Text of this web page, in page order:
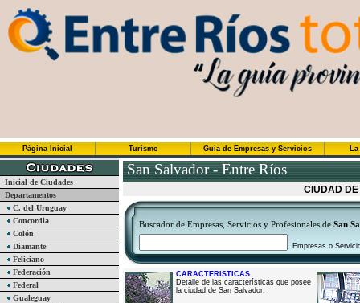
Página Inicial Turismo Guía de Empresas y Servicios
Inicial de Ciudades
Departamentos
C. del Uruguay
Concordia
Colón
Diamante
Feliciano
Federación
Federal
Gualeguay
San Salvador - Entre Ríos
CIUDAD DE
Buscador de Empresas, Servicios y Profesionales de San
Empresas o
CARACTERISTICAS
Detalle de las características que posee
la ciudad de San Salvador.